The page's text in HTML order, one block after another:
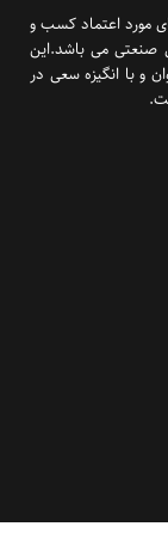
مورد اعتماد کسب و
صنعتی می باشد.این
و با انگیزه سعی در